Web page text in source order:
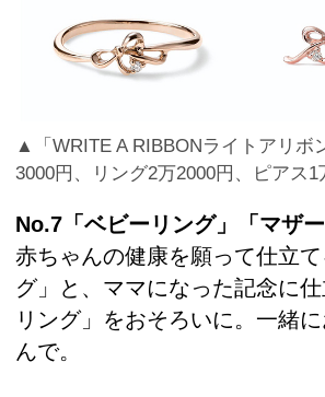
▲「WRITE A RIBBONライトアリボ
3000円、リング2万2000円、ピアス1
No.7「ベビーリング」「マザー
赤ちゃんの健康を願って仕立
グ」と、ママになった記念に
リング」をおそろいに。一緒
んで。